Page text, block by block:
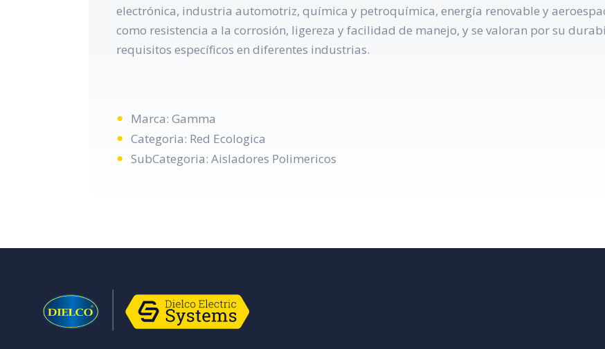
electrónica, industria automotriz, química y petroquímica, energía renovable y
como resistencia a la corrosión, ligereza y facilidad de manejo, y se valoran por su
requisitos específicos en diferentes industrias.
Marca: Gamma
Categoria: Red Ecologica
SubCategoria: Aisladores Polimericos